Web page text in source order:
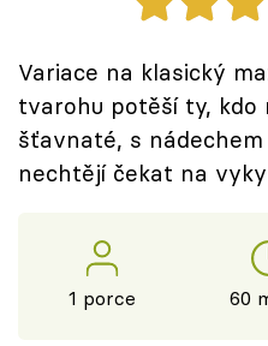
Přihlášení
Variace na klasický
tvarohu potěší ty, kdo
šťavnaté, s
nechtějí čekat na
1 porce 60